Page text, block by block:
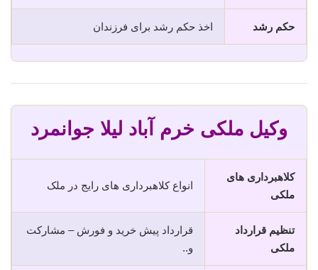
حکم رشد اخذ حکم رشد برای فرزندان
وکیل ملکی خرم آباد لیلا جوانمرد
کلاهبرداری های
ملکی
انواع کلاهبرداری های رایج در ملک
تنظیم قرارداد
ملکی
قرارداد پیش خرید و فورش – مشارکت
و..